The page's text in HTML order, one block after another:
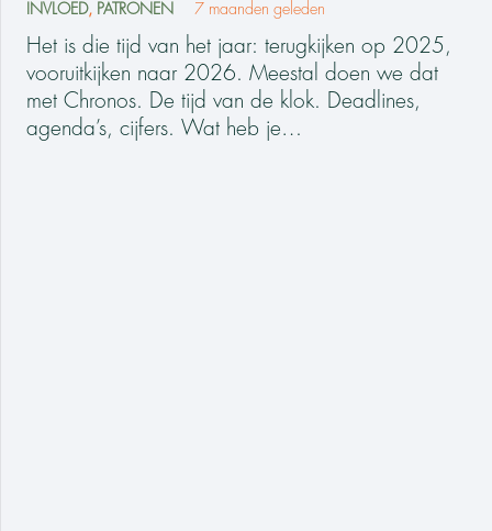
INVLOED, PATRONEN 7 maanden geleden
Het is die tijd van het jaar: terugkijken op 2025,
vooruitkijken naar 2026. Meestal doen we dat
met Chronos. De tijd van de klok. Deadlines,
agenda’s, cijfers. Wat heb je…